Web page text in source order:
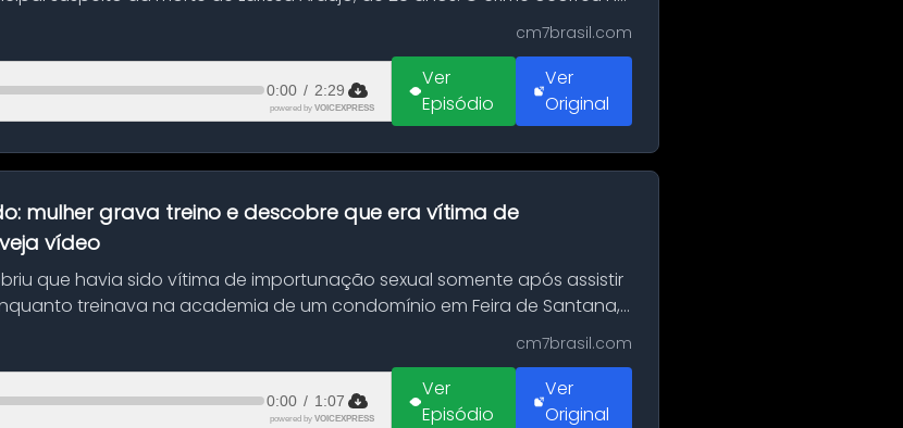
cm7brasil.com
0:00 / 2:29
powered by VOICEXPRESS
Ver
Episódio
Ver
Original
mulher grava treino e descobre que era vítima de
vídeo
que havia sido vítima de importunação sexual somente após assistir
treinava na academia de um condomínio em Feira de Santana,
cm7brasil.com
0:00 / 1:07
powered by VOICEXPRESS
Ver
Episódio
Ver
Original